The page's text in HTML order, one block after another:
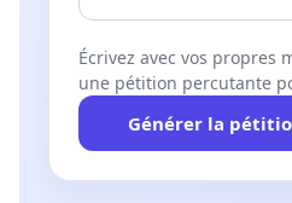
Écrivez avec vos propres
une pétition percutante
Générer la